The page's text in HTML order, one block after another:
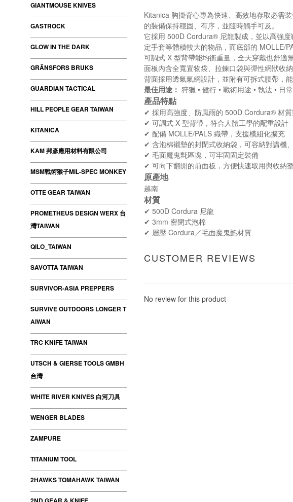
GIANTMOUSE KNIVES
GASTROCK
GLOW IN THE DARK
GRÄNSFORS BRUKS
GUARDIAN TACTICAL
HILL PEOPLE GEAR TAIWAN
KITANICA
KAM 邦彥應用材料有限公司
MSM戰術猴子MIL-SPEC MONKEY
OTTE GEAR TAIWAN
PROMETHEUS DESIGN WERX 台
灣TAIWAN
QILO_TAIWAN
SAVOTTA TAIWAN
SURVIVOR-ASIA PREPPERS
SURVIVE OUTDOORS LONGER T
AIWAN
TRC KNIFE TAIWAN
UTSCH & GIERSE TOOLS GMBH
台灣
WHITE RIVER KNIVES 白河刀具
WENGER BLADES
ZAMPURE
TITANIUM TOOL
2HAWKS TOMAHAWK TAIWAN
Kitanica 胸掛背心專為快速、高效地存取必需
的裝備保持穩固、有序，並隨時觸手可及。
它採用 500D Cordura® 尼龍製成，並以高強
定手套等體積較大的物品，而底部的 MOLLE/
可調式 X 型背帶能均衡重量，全天穿戴也舒適
面板內含全寬置物袋、拉鍊口袋與彈性網狀收
背面採用透氣氣網設計，並附有可拆式腰帶，
最佳用途： 狩獵 • 健行 • 戰術用途 • 執法 • 日
產品特點
✔ 採用高強度、防風雨的 500D Cordura® 材
✔ 可調式 X 型背帶，符合人體工學的配重設計
✔ 配備 MOLLE/PALS 織帶，支援模組化擴充
✔ 含泡棉襯墊的封閉式收納袋，可容納對講機
✔ 毛面魔鬼氈區塊，可牢固固定裝備
✔ 可向下翻開的前面板，方便快速取用與收納
原產地
越南
材質
✔ 500D Cordura 尼龍
✔ 3mm 密閉式泡棉
✔ 層壓 Cordura／毛面魔鬼氈材質
CUSTOMER REVIEWS
No review for this product